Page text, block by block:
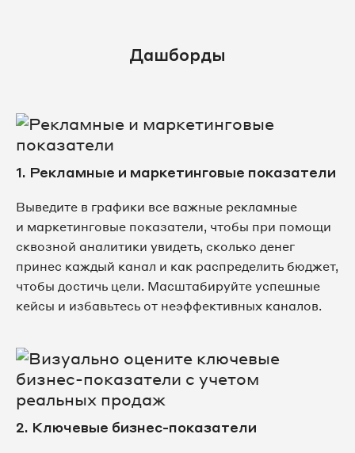
Дашборды
1. Рекламные и маркетинговые показатели
Выведите в графики все важные рекламные
и маркетинговые показатели, чтобы при помощи
сквозной аналитики увидеть, сколько денег
принес каждый канал и как распределить бюджет,
чтобы достичь цели. Масштабируйте успешные
кейсы и избавьтесь от неэффективных каналов.
2. Ключевые бизнес-показатели